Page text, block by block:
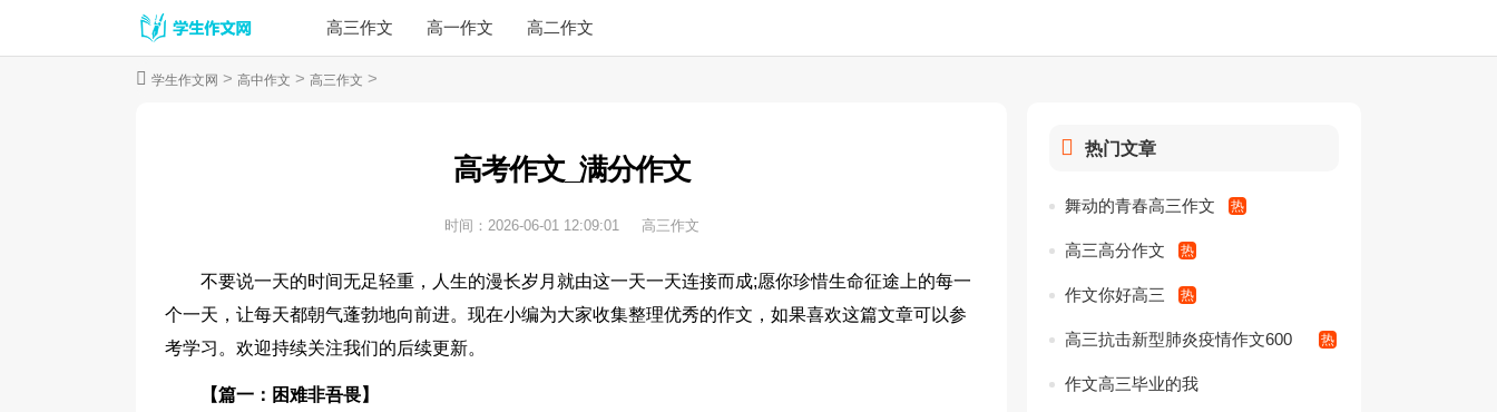
高三作文 高一作文 高二作文
学生作文网 > 高中作文 > 高三作文 >
高考作文_满分作文
时间： 2026-06-01 12:09:01 高三作文
不要说一天的时间无足轻重，人生的漫长岁月就由这一天一天连接而成;愿你珍惜生命征途上的每一
个一天，让每天都朝气蓬勃地向前进。现在小编为大家收集整理优秀的作文，如果喜欢这篇文章可以参
考学习。欢迎持续关注我们的后续更新。
【篇一：困难非吾畏】
热门文章
舞动的青春高三作文
高三高分作文
作文你好高三
高三抗击新型肺炎疫情作文600
字_武汉抗击疫情高考素材
作文高三毕业的我